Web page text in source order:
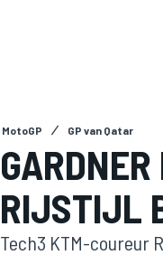
MOTOGP
MotoGP GP van Qatar
RIJSTIJL
Tech3 KTM-coureur